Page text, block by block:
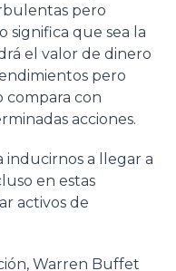
pero
significa que sea la
el valor de dinero
pero
compara con
acciones.
inducirnos a llegar a
en estas
activos de
Warren Buffet